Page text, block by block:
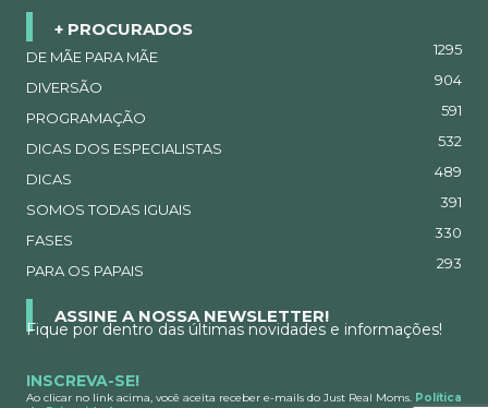
+ PROCURADOS
DE MÃE PARA MÃE 1295
DIVERSÃO 904
PROGRAMAÇÃO 591
DICAS DOS ESPECIALISTAS 532
DICAS 489
SOMOS TODAS IGUAIS 391
FASES 330
PARA OS PAPAIS 293
ASSINE A NOSSA NEWSLETTER!
Fique por dentro das últimas novidades e informações!
INSCREVA-SE!
Ao clicar no link acima, você aceita receber e-mails do Just Real Moms. Política